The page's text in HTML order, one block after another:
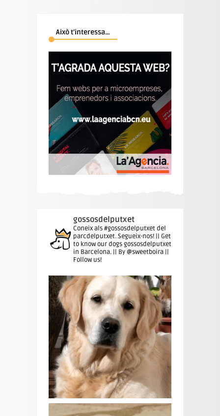
Això t’interessa…
gossosdelputxet
Coneix als #gossosdelputxet del
parcdelputxet. Segueix-nos! || Get
to know our dogs gossosdelputxet
in Barcelona. || By @sweetboira ||
Follow us!